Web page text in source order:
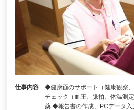
仕事内容
◆健康面のサポート（健康観察
チェック（血圧、脈拍、体温測
薬 ◆報告書の作成、PCデータ入